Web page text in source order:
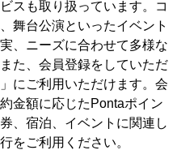
スも取り扱っています。コ
舞台公演といったイベント
、ニーズに合わせて多様な
た、会員登録をしていただ
にご利用いただけます。会
金額に応じたPontaポイン
、宿泊、イベントに関連し
をご利用ください。